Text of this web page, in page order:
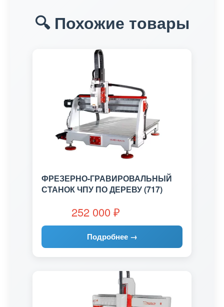
🔍 Похожие товары
ФРЕЗЕРНО-ГРАВИРОВАЛЬНЫЙ
СТАНОК ЧПУ ПО ДЕРЕВУ (717)
252 000 ₽
Подробнее →